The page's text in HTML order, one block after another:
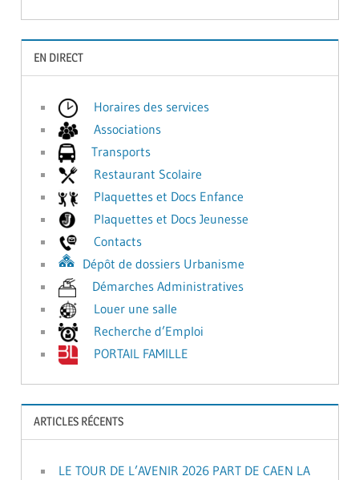
EN DIRECT
Horaires des services
Associations
Transports
Restaurant Scolaire
Plaquettes et Docs Enfance
Plaquettes et Docs Jeunesse
Contacts
Dépôt de dossiers Urbanisme
Démarches Administratives
Louer une salle
Recherche d’Emploi
PORTAIL FAMILLE
ARTICLES RÉCENTS
LE TOUR DE L’AVENIR 2026 PART DE CAEN LA